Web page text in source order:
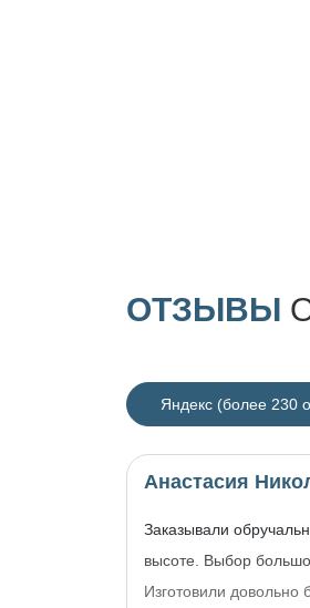
ОТЗЫВЫ
Яндекс (более 230
Анастасия
Заказывали
высоте. Выбор
Изготовили довольно